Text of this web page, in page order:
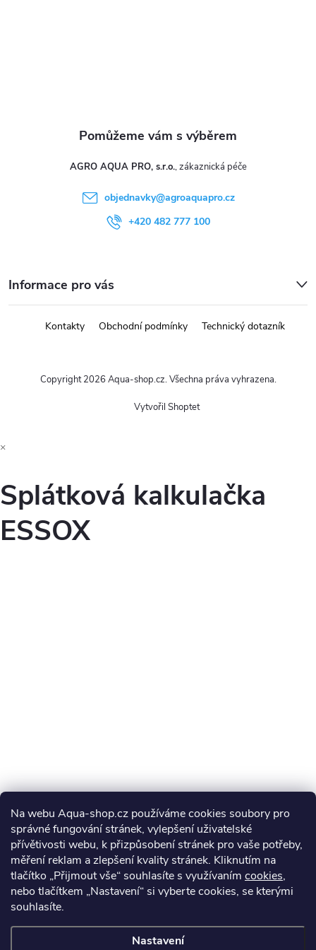
Na webu Aqua-shop.cz používáme cookies soubory pro
správné fungování stránek, vylepšení uživatelské
přívětivosti webu, k přizpůsobení stránek pro vaše potřeby,
měření reklam a zlepšení kvality stránek. Kliknutím na
tlačítko „Přijmout vše“ souhlasíte s využívaním cookies,
nebo tlačítkem „Nastavení“ si vyberte cookies, se kterými
souhlasíte.
Nastavení
AGRO AQUA PRO, s.r.o.
objednavky@agroaquapro.cz
+420 482 777 100
Informace pro vás
Kontakty Obchodní podmínky Technický dotazník
Vytvořil Shoptet
Copyright 2026 Aqua-shop.cz. Všechna práva vyhrazena.
×
Splátková kalkulačka
ESSOX